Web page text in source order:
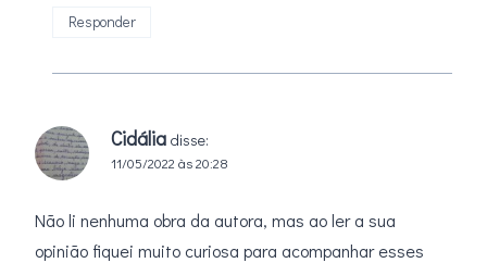
Responder
Cidália disse:
11/05/2022 às 20:28
Não li nenhuma obra da autora, mas ao ler a sua
opinião fiquei muito curiosa para acompanhar esses